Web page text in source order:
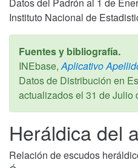
Instituto Nacional de
Fuentes y bibliografía.
INEbase, Aplicativo
Datos de Distribución en
actualizados el 31 de Julio
Heráldica del
Relación de escudos